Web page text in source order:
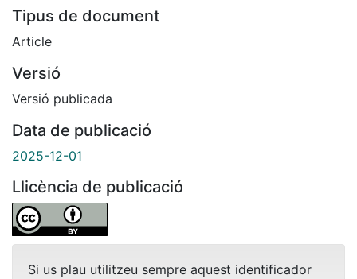
Tipus de document
Article
Versió
Versió publicada
Data de publicació
2025-12-01
Llicència de publicació
Si us plau utilitzeu sempre aquest identificador